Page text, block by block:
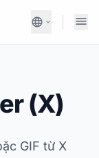
(X)
GIF từ X